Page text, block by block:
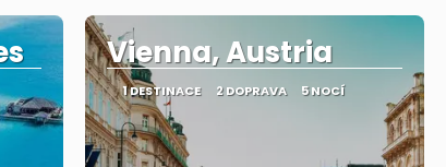
Vienna, Austria
1 DESTINACE 2 DOPRAVA 5 NOCÍ